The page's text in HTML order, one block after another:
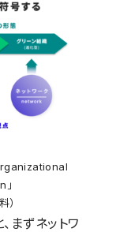
）
まずネットワ